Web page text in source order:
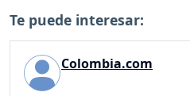
Te puede interesar:
Colombia.com